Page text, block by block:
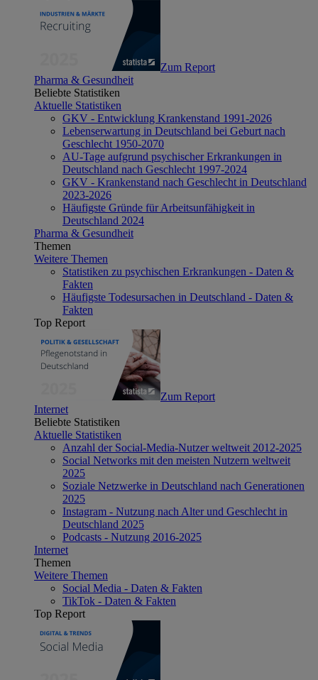
Zum Report
Pharma & Gesundheit
Beliebte Statistiken
Aktuelle Statistiken
GKV - Entwicklung Krankenstand 1991-2026
Lebenserwartung in Deutschland bei Geburt nach
Geschlecht 1950-2070
AU-Tage aufgrund psychischer Erkrankungen in
Deutschland nach Geschlecht 1997-2024
GKV - Krankenstand nach Geschlecht in Deutschland
2023-2026
Häufigste Gründe für Arbeitsunfähigkeit in
Deutschland 2024
Pharma & Gesundheit
Themen
Weitere Themen
Statistiken zu psychischen Erkrankungen - Daten &
Fakten
Häufigste Todesursachen in Deutschland - Daten &
Fakten
Top Report
Zum Report
Internet
Beliebte Statistiken
Aktuelle Statistiken
Anzahl der Social-Media-Nutzer weltweit 2012-2025
Social Networks mit den meisten Nutzern weltweit
2025
Soziale Netzwerke in Deutschland nach Generationen
2025
Instagram - Nutzung nach Alter und Geschlecht in
Deutschland 2025
Podcasts - Nutzung 2016-2025
Internet
Themen
Weitere Themen
Social Media - Daten & Fakten
TikTok - Daten & Fakten
Top Report